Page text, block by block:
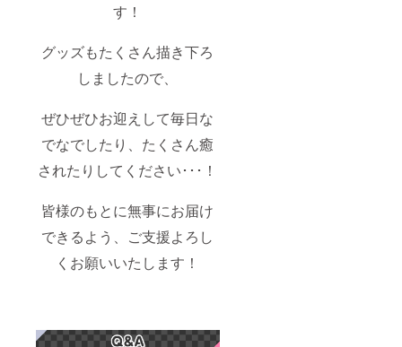
す！
グッズもたくさん描き下ろ
しましたので、
ぜひぜひお迎えして毎日な
でなでしたり、たくさん癒
されたりしてください･･･！
皆様のもとに無事にお届け
できるよう、ご支援よろし
くお願いいたします！